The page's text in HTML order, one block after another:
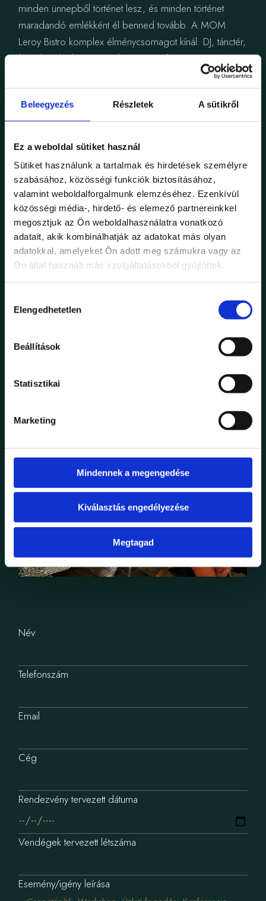
Beleegyezés Részletek A sütikről
Ez a weboldal sütiket használ
Sütiket használunk a tartalmak és hirdetések személyre
szabásához, közösségi funkciók biztosításához,
valamint weboldalforgalmunk elemzéséhez. Ezenkívül
közösségi média-, hirdető- és elemező partnereinkkel
megosztjuk az Ön weboldalhasználatra vonatkozó
adatait, akik kombinálhatják az adatokat más olyan
adatokkal, amelyeket Ön adott meg számukra vagy az
Ön által használt más szolgáltatásokból gyűjtöttek.
kiválasztása
Elengedhetetlen
Beállítások
Statisztikai
Marketing
Mindennek a megengedése
Kiválasztás engedélyezése
Megtagad
minden ünnepből történet lesz, és minden történet
maradandó emlékként él benned tovább. A MOM
Leroy Bistro komplex élménycsomagot kínál: DJ, tánctér,
fények, italpult, és egy olyan atmoszféra, ami
önmagában is gondoskodik a hangulatról. Nálunk nincs
záróra – addig maradtok, amíg szeretnétek. Foglalj
időben asztalt privát eseményedhez az alábbi gombra
kattintva!
Név
Telefonszám
Email
Cég
Rendezvény tervezett dátuma
Vendégek tervezett létszáma
Esemény/igény leírása